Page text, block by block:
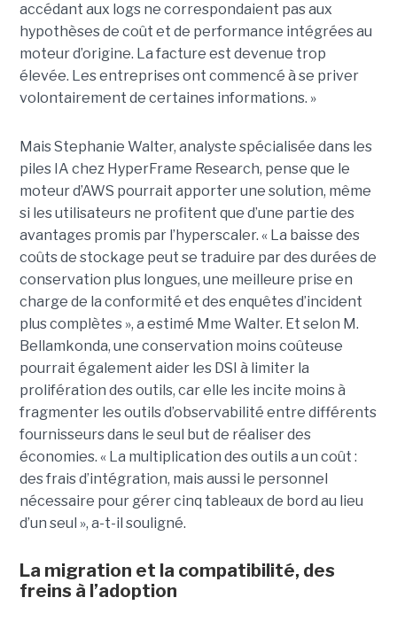
accédant aux logs ne correspondaient pas aux
hypothèses de coût et de performance intégrées au
moteur d’origine. La facture est devenue trop
élevée. Les entreprises ont commencé à se priver
volontairement de certaines informations. »
Mais Stephanie Walter, analyste spécialisée dans les
piles IA chez HyperFrame Research, pense que le
moteur d’AWS pourrait apporter une solution, même
si les utilisateurs ne profitent que d’une partie des
avantages promis par l’hyperscaler. « La baisse des
coûts de stockage peut se traduire par des durées de
conservation plus longues, une meilleure prise en
charge de la conformité et des enquêtes d’incident
plus complètes », a estimé Mme Walter. Et selon M.
Bellamkonda, une conservation moins coûteuse
pourrait également aider les DSI à limiter la
prolifération des outils, car elle les incite moins à
fragmenter les outils d’observabilité entre différents
fournisseurs dans le seul but de réaliser des
économies. « La multiplication des outils a un coût :
des frais d’intégration, mais aussi le personnel
nécessaire pour gérer cinq tableaux de bord au lieu
d’un seul », a-t-il souligné.
La migration et la compatibilité, des
freins à l’adoption